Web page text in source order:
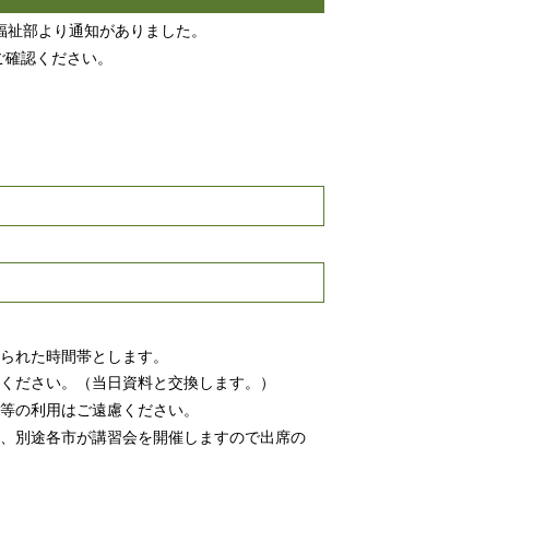
部より通知がありました。
認ください。
れた時間帯とします。
ださい。（当日資料と交換します。）
の利用はご遠慮ください。
別途各市が講習会を開催しますので出席の